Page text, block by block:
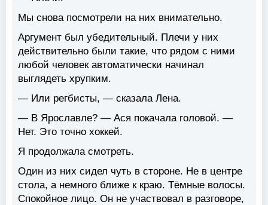
Мы снова посмотрели на них внимательно.
Аргумент был убедительный. Плечи у них
действительно были такие, что рядом с ними
любой человек автоматически начинал
выглядеть хрупким.
— Или регбисты, — сказала Лена.
— В Ярославле? — Ася покачала головой. —
Нет. Это точно хоккей.
Я продолжала смотреть.
Один из них сидел чуть в стороне. Не в центре
стола, а немного ближе к краю. Тёмные волосы.
Спокойное лицо. Он не участвовал в разговоре,